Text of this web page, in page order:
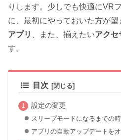
りします。少しでも快適にVR
に、最初にやっておいた方が望
アプリ
、また、揃えたいアクセ
す。
目次
設定の変更
スリープモードになるまでの
アプリの自動アップデートを